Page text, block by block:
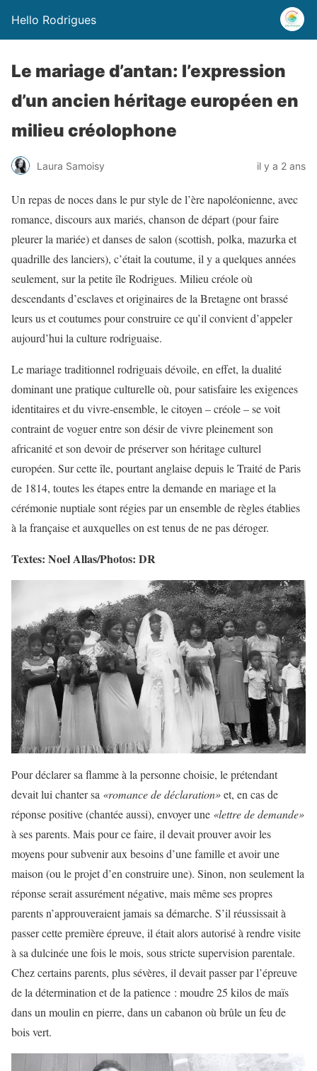
Hello Rodrigues
Le mariage d’antan: l’expression
d’un ancien héritage européen en
milieu créolophone
Laura Samoisy il y a 2 ans
Un repas de noces dans le pur style de l’ère napoléonienne, avec
romance, discours aux mariés, chanson de départ (pour faire
pleurer la mariée) et danses de salon (scottish, polka, mazurka et
quadrille des lanciers), c’était la coutume, il y a quelques années
seulement, sur la petite île Rodrigues. Milieu créole où
descendants d’esclaves et originaires de la Bretagne ont brassé
leurs us et coutumes pour construire ce qu’il convient d’appeler
aujourd’hui la culture rodriguaise.
Le mariage traditionnel rodriguais dévoile, en effet, la dualité
dominant une pratique culturelle où, pour satisfaire les exigences
identitaires et du vivre-ensemble, le citoyen – créole – se voit
contraint de voguer entre son désir de vivre pleinement son
africanité et son devoir de préserver son héritage culturel
européen. Sur cette île, pourtant anglaise depuis le Traité de Paris
de 1814, toutes les étapes entre la demande en mariage et la
cérémonie nuptiale sont régies par un ensemble de règles établies
à la française et auxquelles on est tenus de ne pas déroger.
Textes: Noel Allas/Photos: DR
Pour déclarer sa flamme à la personne choisie, le prétendant
devait lui chanter sa «romance de déclaration»et, en cas de
réponse positive (chantée aussi), envoyer une «lettre de demande»
à ses parents. Mais pour ce faire, il devait prouver avoir les
moyens pour subvenir aux besoins d’une famille et avoir une
maison (ou le projet d’en construire une). Sinon, non seulement la
réponse serait assurément négative, mais même ses propres
parents n’approuveraient jamais sa démarche. S’il réussissait à
passer cette première épreuve, il était alors autorisé à rendre visite
à sa dulcinée une fois le mois, sous stricte supervision parentale.
Chez certains parents, plus sévères, il devait passer par l’épreuve
de la détermination et de la patience : moudre 25 kilos de maïs
dans un moulin en pierre, dans un cabanon où brûle un feu de
bois vert.